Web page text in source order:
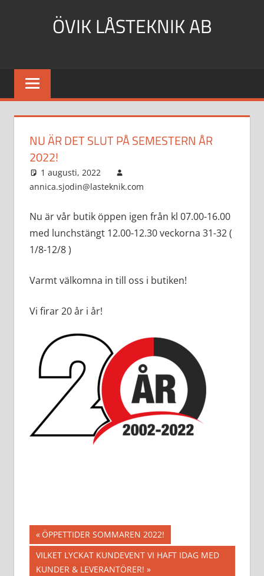
ÖVIK LÅSTEKNIK AB
NU ÄR DET SLUT PÅ SEMESTERN ÅR
2022!
1 augusti, 2022
annica.sjodin@lasteknik.com
Nu är vår butik öppen igen från kl 07.00-16.00
med lunchstängt 12.00-12.30 veckorna 31-32 (
1/8-12/8 )
Varmt välkomna in till oss i butiken!
Vi firar 20 år i år!
Inläggsnavigering
Föregående
inlägg:
ÖPPETTIDER SOMMAREN 2022!
Nästa
inlägg:
VILKET LYCKAT KUNDEVENT VI HAFT IDAG MED
KUNDER & LEVERANTÖRER!